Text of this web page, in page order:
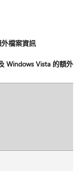
檔案資訊
Windows Vista 的額外